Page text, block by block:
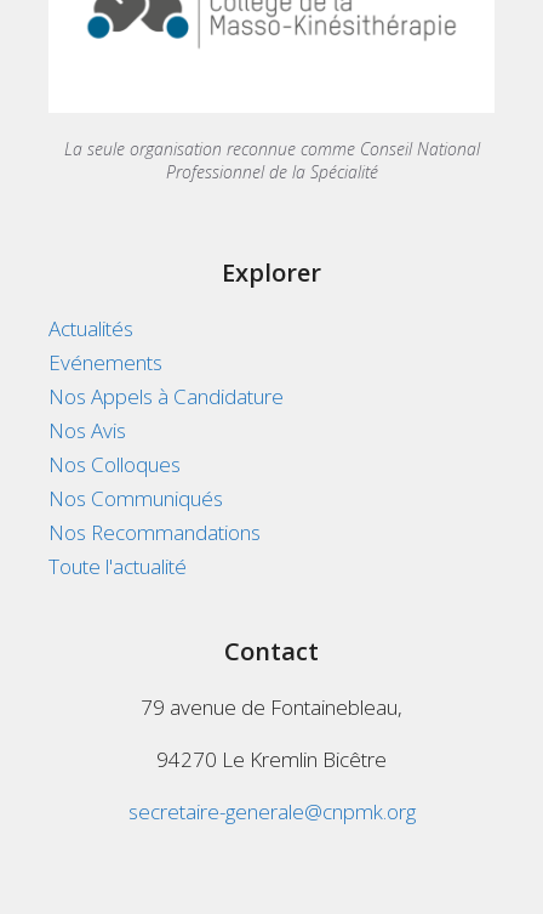
La seule organisation reconnue comme Conseil National
Professionnel de la Spécialité
Explorer
Actualités
Evénements
Nos Appels à Candidature
Nos Avis
Nos Colloques
Nos Communiqués
Nos Recommandations
Toute l'actualité
Contact
79 avenue de Fontainebleau,
94270 Le Kremlin Bicêtre
secretaire-generale@cnpmk.org